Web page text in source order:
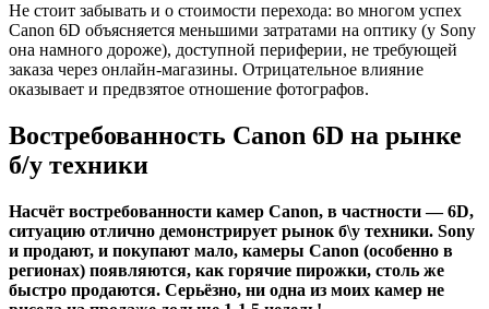
Не стоит забывать и о стоимости перехода: во многом успех
Canon 6D объясняется меньшими затратами на оптику (у Sony
она намного дороже), доступной периферии, не требующей
заказа через онлайн-магазины. Отрицательное влияние
оказывает и предвзятое отношение фотографов.
Востребованность Canon 6D на рынке
б/у техники
Насчёт востребованности камер Canon, в частности — 6D,
ситуацию отлично демонстрирует рынок б\у техники. Sony
и продают, и покупают мало, камеры Canon (особенно в
регионах) появляются, как горячие пирожки, столь же
быстро продаются. Серьёзно, ни одна из моих камер не